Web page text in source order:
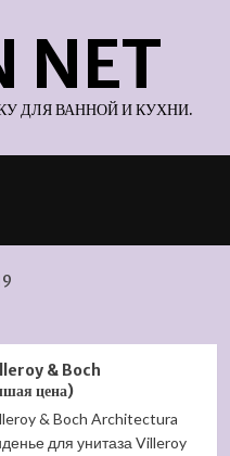
NET
ДЛЯ ВАННОЙ И КУХНИ.
& Boch
цена)
& Boch Architectura
для унитаза Villeroy